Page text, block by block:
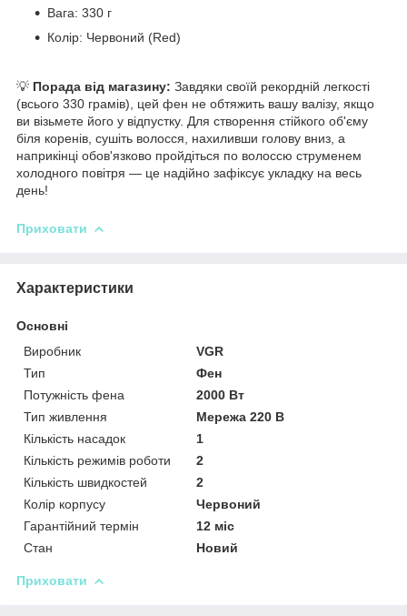
Вага: 330 г
Колір: Червоний (Red)
💡 Порада від магазину: Завдяки своїй рекордній легкості
(всього 330 грамів), цей фен не обтяжить вашу валізу, якщо
ви візьмете його у відпустку. Для створення стійкого об'єму
біля коренів, сушіть волосся, нахиливши голову вниз, а
наприкінці обов'язково пройдіться по волоссю струменем
холодного повітря — це надійно зафіксує укладку на весь
день!
Приховати
Характеристики
Основні
Виробник
VGR
Тип
Фен
Потужність фена
2000 Вт
Тип живлення
Мережа 220 В
Кількість насадок
1
Кількість режимів роботи
2
Кількість швидкостей
2
Колір корпусу
Червоний
Гарантійний термін
12 міс
Стан
Новий
Приховати